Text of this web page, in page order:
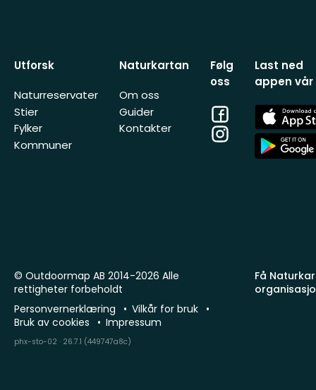
Utforsk
Naturreservater
Stier
Fylker
Kommuner
Naturkartan
Om oss
Guider
Kontakter
Følg
oss
Facebook
Instagram
Last ned
appen vår
App
Store
App
Store
Få
© Outdoormap AB 2014-2026 Alle
rettigheter forbeholdt
Personvernerklæring
Vilkår for bruk
Bruk av cookies
Impressum
phx-sto-02 · 26.7.1 (449747a8c)